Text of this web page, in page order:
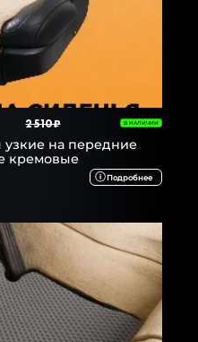
2 510 ₽ В НАЛИЧИИ
узкие на передние
кремовые
Подробнее